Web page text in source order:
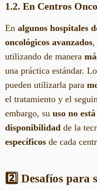
1.2. En Centros
En algunos hospitales
oncológicos avanzados,
utilizando de manera
una práctica estándar.
pueden utilizarla para
el tratamiento y el
embargo, su uso no
disponibilidad de la
específicos de cada
2️⃣ Desafíos para